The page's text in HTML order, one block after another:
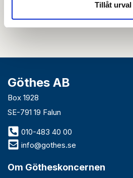
Tillåt urval
tidigare nyhetsbrev
Göthes AB
Box 1928
SE-791 19 Falun
010-483 40 00
info@gothes.se
Om Götheskoncernen